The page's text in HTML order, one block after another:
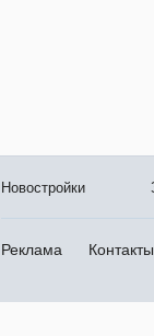
Новостройки
Реклама Контакты